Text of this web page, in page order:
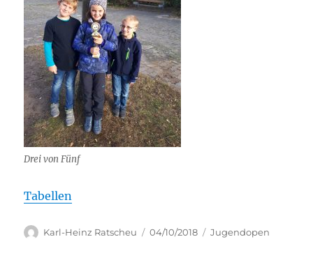
Drei von Fünf
Tabellen
Autor
Karl-Heinz Ratscheu
Veröffentlicht
04/10/2018 Kategorien
Jugendopen